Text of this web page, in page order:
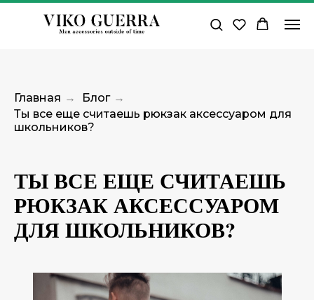
Главная → Блог →
Ты все еще считаешь рюкзак аксессуаром для
школьников?
ТЫ ВСЕ ЕЩЕ СЧИТАЕШЬ
РЮКЗАК АКСЕССУАРОМ
ДЛЯ ШКОЛЬНИКОВ?